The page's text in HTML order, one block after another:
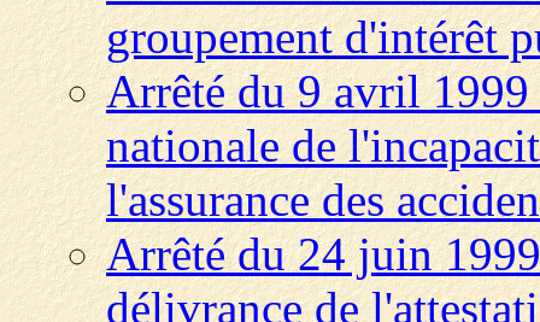
groupement d'intérêt
Arrêté du 9 avril
nationale de
l'assurance des
Arrêté du 24 juin
délivrance de